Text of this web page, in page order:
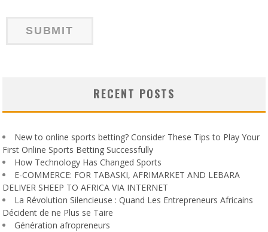
RECENT POSTS
New to online sports betting? Consider These Tips to Play Your
First Online Sports Betting Successfully
How Technology Has Changed Sports
E-COMMERCE: FOR TABASKI, AFRIMARKET AND LEBARA
DELIVER SHEEP TO AFRICA VIA INTERNET
La Révolution Silencieuse : Quand Les Entrepreneurs Africains
Décident de ne Plus se Taire
Génération afropreneurs